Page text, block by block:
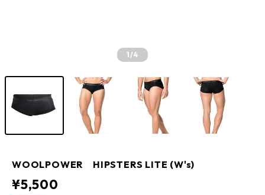
1/4
WOOLPOWER HIPSTERS LITE (W's)
¥5,500